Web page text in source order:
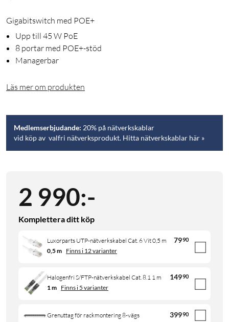
Gigabitswitch med POE+
Upp till 45 W PoE
8 portar med POE+-stöd
Managerbar
Läs mer om produkten
Medlemserbjudande: 20% på nätverkskablar
vid köp av valfri nätverksprodukt. Hitta nätverkskablar här »
2 990:-
Komplettera ditt köp
Luxorparts UTP-nätverkskabel Cat. 6 Vit 0,5 m 7990
0,5 m Finns i 12 varianter
Halogenfri S/FTP-nätverkskabel Cat. 8.1 1 m 14990
1 m Finns i 5 varianter
Grenuttag för rackmontering 8-vägs 39990